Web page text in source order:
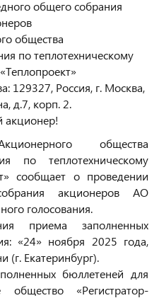
общего собрания
общества
по теплотехническому
129327, Россия, г. Москва,
д.7, корп. 2.
общества
по теплотехническому
сообщает о проведении
акционеров АО
голосования.
приема заполненных
«24» ноября 2025 года,
(г. Екатеринбург).
бюллетеней для
общество «Регистратор-